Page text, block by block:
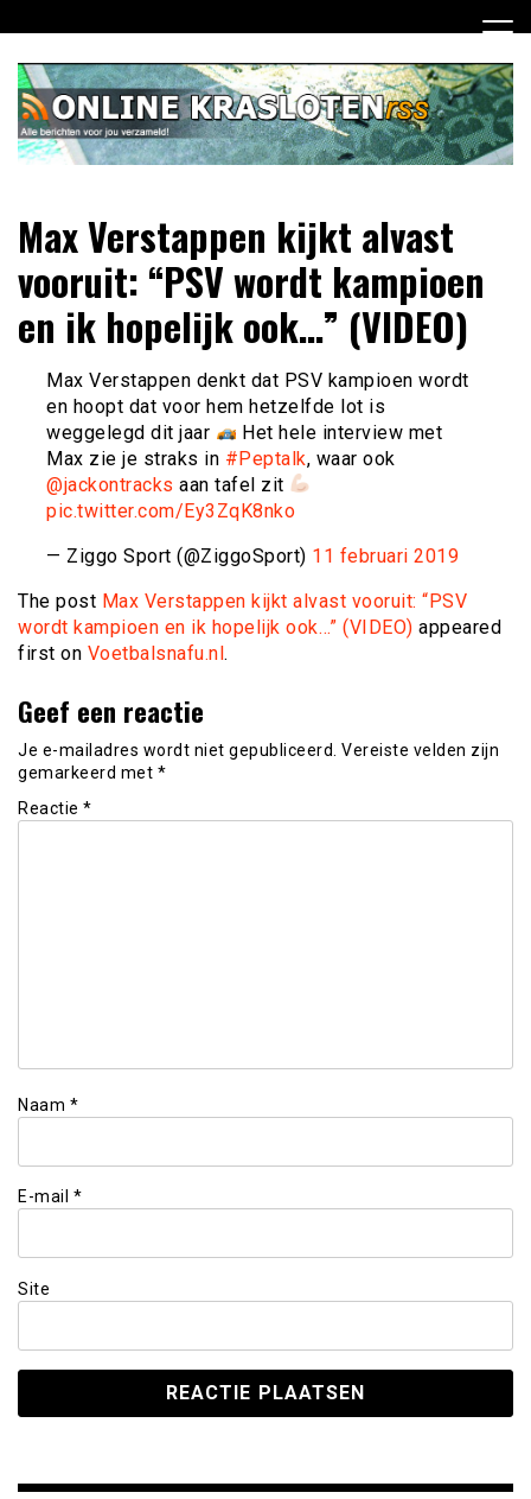
naar
inhoud
Online Krasloten RSS
jou verzameld
Max Verstappen kijkt alvast
vooruit: “PSV wordt kampioen
en ik hopelijk ook…” (VIDEO)
Max Verstappen denkt dat PSV kampioen wordt
en hoopt dat voor hem hetzelfde lot is
weggelegd dit jaar
Het hele interview met
Max zie je straks in #Peptalk, waar ook
@jackontracks aan tafel zit
pic.twitter.com/Ey3ZqK8nko
— Ziggo Sport (@ZiggoSport) 11 februari 2019
The post Max Verstappen kijkt alvast vooruit: “PSV
wordt kampioen en ik hopelijk ook…” (VIDEO) appeared
first on Voetbalsnafu.nl.
Geef een reactie
Je e-mailadres wordt niet gepubliceerd. Vereiste velden zijn
gemarkeerd met *
Reactie *
Naam *
E-mail *
Site